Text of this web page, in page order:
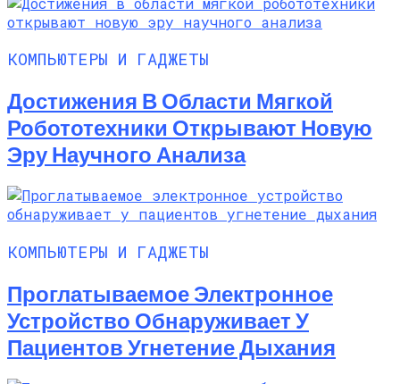
КОМПЬЮТЕРЫ И ГАДЖЕТЫ
Достижения В Области Мягкой
Робототехники Открывают Новую
Эру Научного Анализа
КОМПЬЮТЕРЫ И ГАДЖЕТЫ
Проглатываемое Электронное
Устройство Обнаруживает У
Пациентов Угнетение Дыхания